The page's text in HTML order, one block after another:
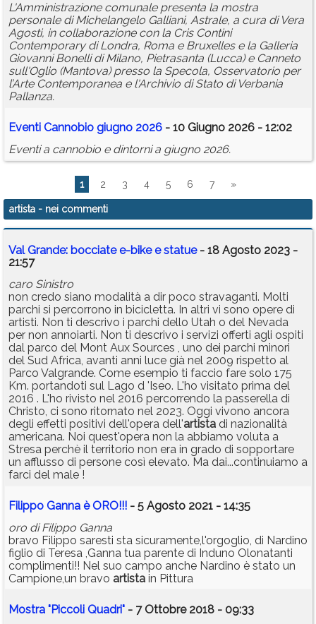
L'Amministrazione comunale presenta la mostra
personale di Michelangelo Galliani, Astrale, a cura di Vera
Agosti, in collaborazione con la Cris Contini
Contemporary di Londra, Roma e Bruxelles e la Galleria
Giovanni Bonelli di Milano, Pietrasanta (Lucca) e Canneto
sull'Oglio (Mantova) presso la Specola, Osservatorio per
l’Arte Contemporanea e l'Archivio di Stato di Verbania
Pallanza.
Eventi Cannobio giugno 2026 - 10 Giugno 2026 - 12:02
Eventi a cannobio e dintorni a giugno 2026.
1 2 3 4 5 6 7 »
artista - nei commenti
Val Grande: bocciate e-bike e statue- 18 Agosto 2023 -
21:57
caro Sinistro
non credo siano modalità a dir poco stravaganti. Molti
parchi si percorrono in bicicletta. In altri vi sono opere di
artisti. Non ti descrivo i parchi dello Utah o del Nevada
per non annoiarti. Non ti descrivo i servizi offerti agli ospiti
dal parco del Mont Aux Sources , uno dei parchi minori
del Sud Africa, avanti anni luce già nel 2009 rispetto al
Parco Valgrande. Come esempio ti faccio fare solo 175
Km. portandoti sul Lago d 'Iseo. L'ho visitato prima del
2016 . L'ho rivisto nel 2016 percorrendo la passerella di
Christo, ci sono ritornato nel 2023. Oggi vivono ancora
degli effetti positivi dell'opera dell'artista di nazionalità
americana. Noi quest'opera non la abbiamo voluta a
Stresa perchè il territorio non era in grado di sopportare
un afflusso di persone così elevato. Ma dai...continuiamo a
farci del male !
Filippo Ganna è ORO!!! - 5 Agosto 2021 - 14:35
oro di Filippo Ganna
bravo Filippo saresti sta sicuramente,l'orgoglio, di Nardino
figlio di Teresa ,Ganna tua parente di Induno Olonatanti
complimenti!! Nel suo campo anche Nardino è stato un
Campione,un bravo artista in Pittura
Mostra "Piccoli Quadri" - 7 Ottobre 2018 - 09:33